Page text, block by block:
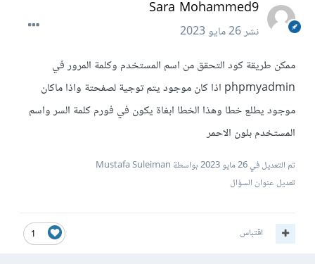
Sara Mohammed9
نشر26 مايو 2023
ممكن طريقة كود التحقق من اسم المستخدم وكلمة المرور في
phpmyadmin اذا كان موجود يتم توجية لصفحتة واذا ماكان
موجود يطلع خطا وهذا الخطا ابغاة يكون في فورم كلمة السر واسم
المستخدم بلون الاحمر
تم التعديل في26 مايو 2023
بواسطة Mustafa Suleiman
تعديل عنوان السؤال
1 اقتباس